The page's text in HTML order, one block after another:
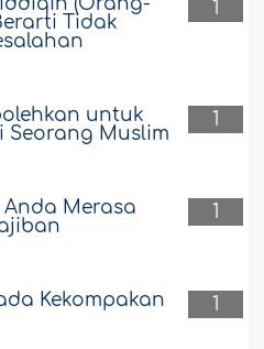
1
Tidak
1
untuk
Seorang Muslim
1
Merasa
1
Kekompakan